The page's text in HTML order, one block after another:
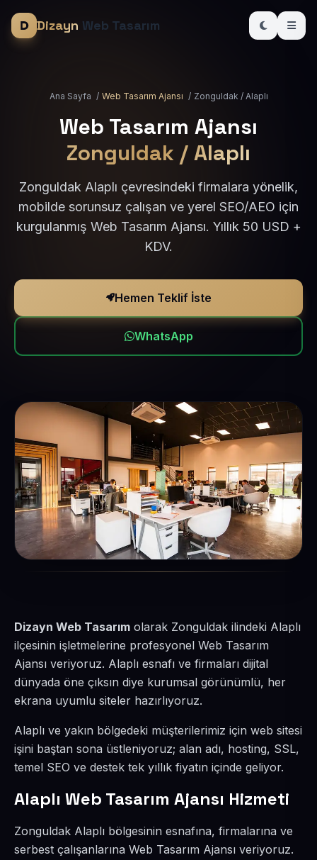
Dizayn Web Tasarım
Ana Sayfa / Web Tasarım Ajansı / Zonguldak / Alaplı
Web Tasarım Ajansı
Zonguldak / Alaplı
Zonguldak Alaplı çevresindeki firmalara yönelik,
mobilde sorunsuz çalışan ve yerel SEO/AEO için
kurgulanmış Web Tasarım Ajansı. Yıllık 50 USD +
KDV.
Hemen Teklif İste
WhatsApp
Dizayn Web Tasarım olarak Zonguldak ilindeki Alaplı
ilçesinin işletmelerine profesyonel Web Tasarım
Ajansı veriyoruz. Alaplı esnafı ve firmaları dijital
dünyada öne çıksın diye kurumsal görünümlü, her
ekrana uyumlu siteler hazırlıyoruz.
Alaplı ve yakın bölgedeki müşterilerimiz için web sitesi
işini baştan sona üstleniyoruz; alan adı, hosting, SSL,
temel SEO ve destek tek yıllık fiyatın içinde geliyor.
Alaplı Web Tasarım Ajansı Hizmeti
Zonguldak Alaplı bölgesinin esnafına, firmalarına ve
serbest çalışanlarına Web Tasarım Ajansı veriyoruz.